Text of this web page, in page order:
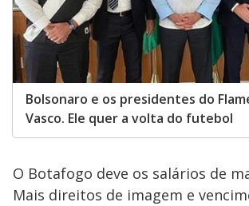
Bolsonaro e os presidentes do
Vasco. Ele quer a volta do futebol
O Botafogo deve os salários de
Mais direitos de imagem e